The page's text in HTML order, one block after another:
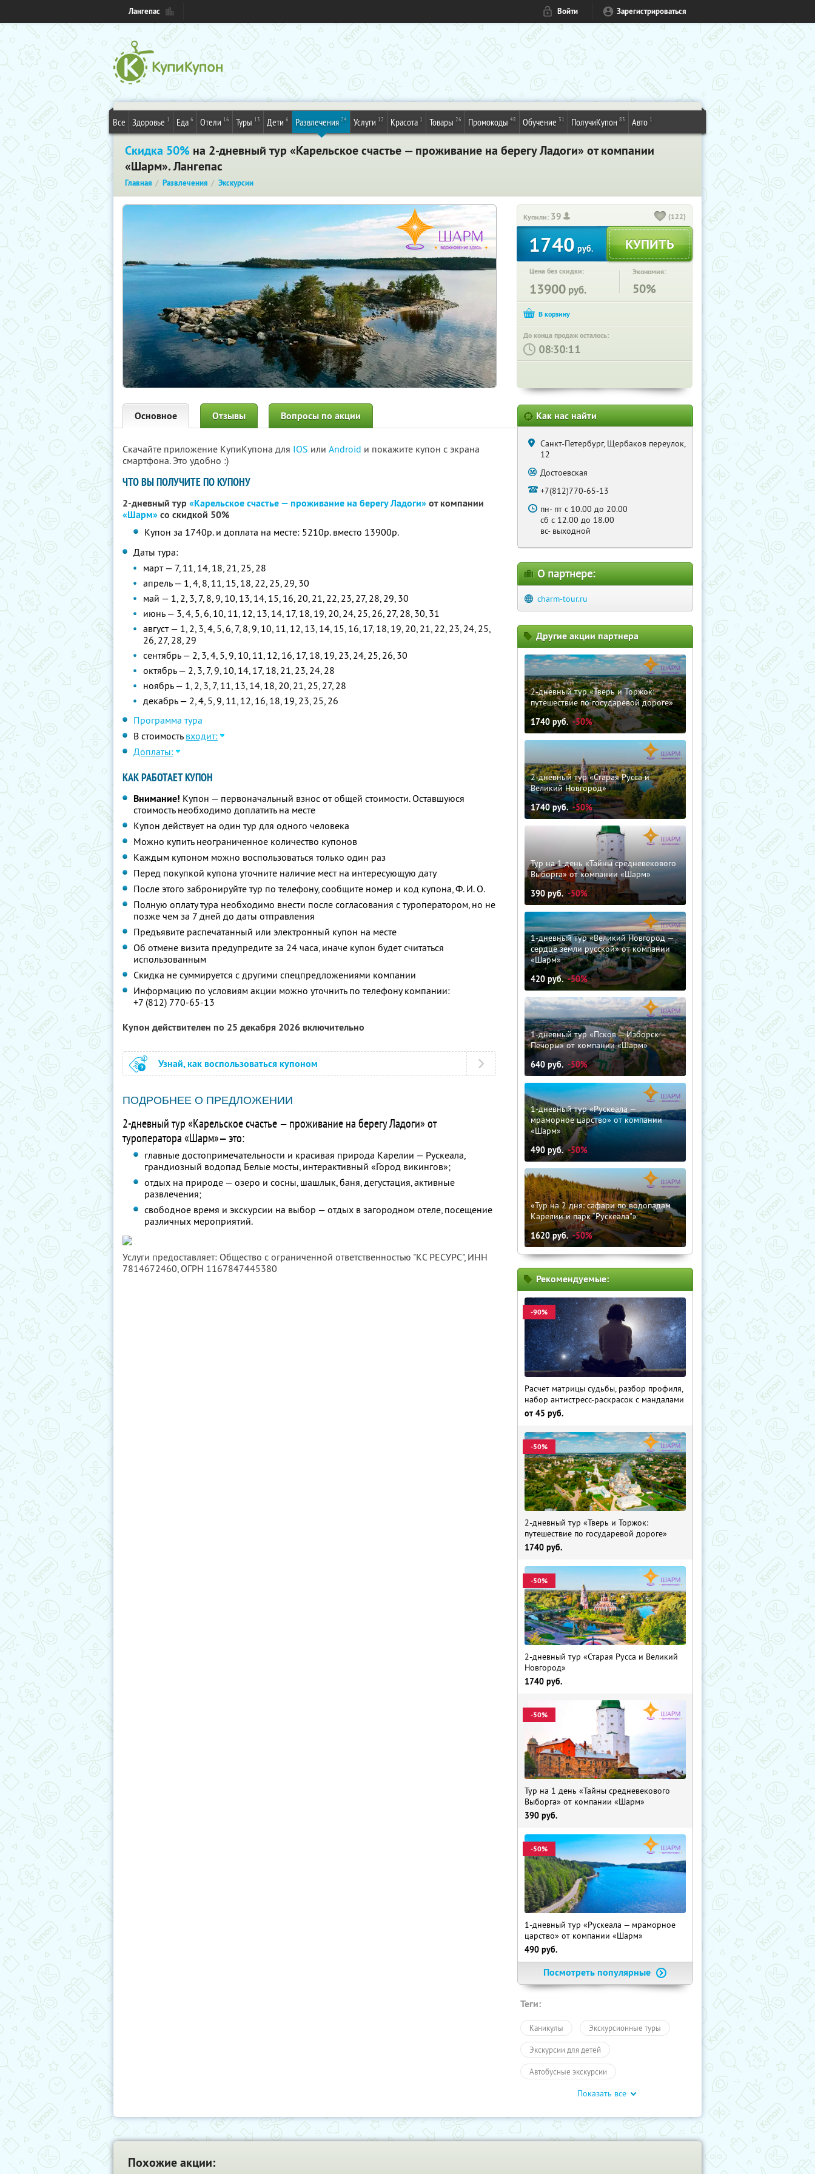
Лангепас Войти Зарегистрироваться
Все Здоровье 1 Еда 6 Отели 16 Туры 13 Дети 6 Развлечения 24 Услуги 12 Красота 1 Товары 26 Промокоды 48 Обучение 31 ПолучиКупон 83 Авто 1
Скидка 50% на 2-дневный тур «Карельское счастье — проживание на берегу Ладоги» от компании
«Шарм». Лангепас
Главная Развлечения Экскурсии
Купили: 39 (122)
1740руб.
Цена без скидки:
13900 руб.
Экономия:
50%
До конца продаж осталось:
: :
Основное Отзывы Вопросы по акции
Скачайте приложение КупиКупона для IOS или Android и покажите купон с экрана
смартфона. Это удобно :)
ЧТО ВЫ ПОЛУЧИТЕ ПО КУПОНУ
2-дневный тур «Карельское счастье — проживание на берегу Ладоги»от компании
«Шарм»со скидкой 50%
Купон за 1740р. и доплата на месте: 5210р. вместо 13900р.
Даты тура:
март — 7, 11, 14, 18, 21, 25, 28
апрель — 1, 4, 8, 11, 15, 18, 22, 25, 29, 30
май — 1, 2, 3, 7, 8, 9, 10, 13, 14, 15, 16, 20, 21, 22, 23, 27, 28, 29, 30
июнь — 3, 4, 5, 6, 10, 11, 12, 13, 14, 17, 18, 19, 20, 24, 25, 26, 27, 28, 30, 31
август — 1, 2, 3, 4, 5, 6, 7, 8, 9, 10, 11, 12, 13, 14, 15, 16, 17, 18, 19, 20, 21, 22, 23, 24, 25,
26, 27, 28, 29
сентябрь — 2, 3, 4, 5, 9, 10, 11, 12, 16, 17, 18, 19, 23, 24, 25, 26, 30
октябрь — 2, 3, 7, 9, 10, 14, 17, 18, 21, 23, 24, 28
ноябрь — 1, 2, 3, 7, 11, 13, 14, 18, 20, 21, 25, 27, 28
декабрь — 2, 4, 5, 9, 11, 12, 16, 18, 19, 23, 25, 26
Программа тура
В стоимость входит:
Доплаты:
КАК РАБОТАЕТ КУПОН
Внимание! Купон — первоначальный взнос от общей стоимости. Оставшуюся
стоимость необходимо доплатить на месте
Купон действует на один тур для одного человека
Можно купить неограниченное количество купонов
Каждым купоном можно воспользоваться только один раз
Перед покупкой купона уточните наличие мест на интересующую дату
После этого забронируйте тур по телефону, сообщите номер и код купона,Ф. И. О.
Полную оплату тура необходимо внести после согласования с туроператором, но не
позже чем за 7 дней до даты отправления
Предъявите распечатанный или электронный купон на месте
Об отмене визита предупредите за 24 часа, иначе купон будет считаться
использованным
Скидка не суммируется с другими спецпредложениями компании
Информацию по условиям акции можно уточнить по телефону компании:
+7 (812) 770-65-13
Купон действителен по 25 декабря 2026 включительно
Узнай, как воспользоваться купоном
ПОДРОБНЕЕ О ПРЕДЛОЖЕНИИ
2-дневный тур «Карельское счастье — проживание на берегу Ладоги» от
туроператора «Шарм»— это:
главные достопримечательности и красивая природа Карелии — Рускеала,
грандиозный водопад Белые мосты, интерактивный «Город викингов»;
отдых на природе — озеро и сосны, шашлык, баня, дегустация, активные
развлечения;
свободное время и экскурсии на выбор — отдых в загородном отеле, посещение
различных мероприятий.
Услуги предоставляет: Общество с ограниченной ответственностью "КС РЕСУРС", ИНН
7814672460, ОГРН 1167847445380
Как нас найти
Санкт-Петербург, Щербаков переулок,
12
Достоевская
+7(812)770-65-13
пн- пт с 10.00 до 20.00
сб с 12.00 до 18.00
вс- выходной
О партнере:
charm-tour.ru
Другие акции партнера
2-дневный тур «Тверь и Торжок:
путешествие по государевой дороге»
1740руб. -50%
2-дневный тур «Старая Русса и
Великий Новгород»
1740руб. -50%
Тур на 1 день «Тайны средневекового
Выборга» от компании «Шарм»
390 руб. -50%
1-дневный тур «Великий Новгород —
сердце земли русской» от компании
«Шарм»
420 руб. -50%
1-дневный тур «Псков — Изборск —
Печоры» от компании «Шарм»
640 руб. -50%
1-дневный тур «Рускеала —
мраморное царство» от компании
«Шарм»
490 руб. -50%
«Тур на 2 дня: сафари по водопадам
Карелии и парк “Рускеала"»
1620руб. -50%
Рекомендуемые:
-90%
Расчет матрицы судьбы, разбор профиля,
набор антистресс-раскрасок с мандалами
от 45 руб.
-50%
2-дневный тур «Тверь и Торжок:
путешествие по государевой дороге»
1740 руб.
-50%
2-дневный тур «Старая Русса и Великий
Новгород»
1740 руб.
-50%
Тур на 1 день «Тайны средневекового
Выборга» от компании «Шарм»
390 руб.
-50%
1-дневный тур «Рускеала — мраморное
царство» от компании «Шарм»
490 руб.
Посмотреть популярные
Теги:
Каникулы Экскурсионные туры
Экскурсии для детей
Автобусные экскурсии
Пешие экскурсии Карелия
Экскурсии Туры Развлечения
Показать все
Похожие акции: